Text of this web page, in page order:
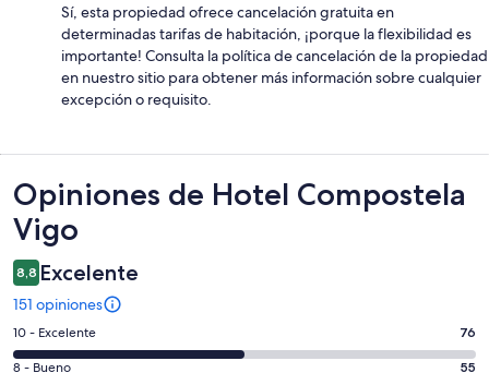
Sí, esta propiedad ofrece cancelación gratuita en
determinadas tarifas de habitación, ¡porque la flexibilidad es
importante! Consulta la política de cancelación de la propiedad
en nuestro sitio para obtener más información sobre cualquier
excepción o requisito.
Opiniones
Opiniones de Hotel Compostela
Vigo
8,8 Excelente
151 opiniones
Evaluación:
10
10 - Excelente 76
Evaluación:
8 - Bueno 55